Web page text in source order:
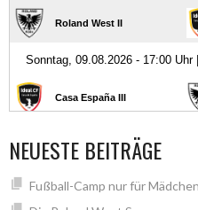
NEUESTE BEITRÄGE
Fußball-Camp nur für